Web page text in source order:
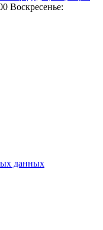
Воскресенье:
данных